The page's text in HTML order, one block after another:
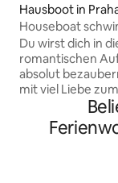
Hausboot in
Houseboat
Du wirst dich in
romantischen
absolut
mit viel Liebe
gebaut wurde.
nicht mehr weg
angeln, die